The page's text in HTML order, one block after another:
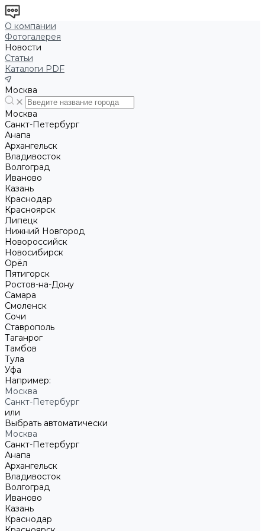
О компании
Фотогалерея
Новости
Статьи
Каталоги PDF
Москва
Москва
Санкт-Петербург
Анапа
Архангельск
Владивосток
Волгоград
Иваново
Казань
Краснодар
Красноярск
Липецк
Нижний Новгород
Новороссийск
Новосибирск
Орёл
Пятигорск
Ростов-на-Дону
Самара
Смоленск
Сочи
Ставрополь
Таганрог
Тамбов
Тула
Уфа
Например:
Москва
Санкт-Петербург
или
Выбрать автоматически
Москва
Санкт-Петербург
Анапа
Архангельск
Владивосток
Волгоград
Иваново
Казань
Краснодар